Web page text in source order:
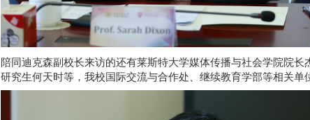
陪同迪克森副校长来访的还有莱斯特大学媒体传播与社会学院院
研究生何天时等，我校国际交流与合作处、继续教育学部等相关单